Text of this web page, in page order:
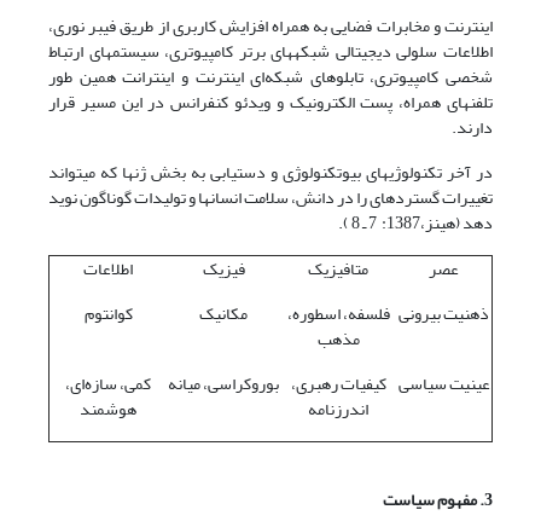
اینترنت و مخابرات فضایی به همراه افزایش کاربری از طریق فیبر نوری،
اطلاعات سلولی دیجیتالی شبکه‏های برتر کامپیوتری، سیستم‏های ارتباط
شخصی کامپیوتری، تابلو‏های شبکه‌ای اینترنت و اینترانت همین طور
تلفن‏های همراه، پست الکترونیک و ویدئو کنفرانس در این مسیر قرار
دارند.
در آخر تکنولوژی‏های بیو­تکنولوژی و دستیابی به بخش ژن‏ها که می‏تواند
تغییرات گسترده­ای را در دانش، سلامت انسان‏ها و تولیدات گوناگون نوید
دهد (هینز،1387: 7 ـ 8 ).
عصر
متافیزیک فیزیک
اطلاعات
ذهنیت بیرونی فلسفه، اسطوره،
مذهب
مکانیک کوانتوم
عینیت سیاسی کیفیات رهبری،
اندرزنامه
بوروکراسی، میانه کمی، سازه‌ای،
هوشمند
3. مفهوم سیاست